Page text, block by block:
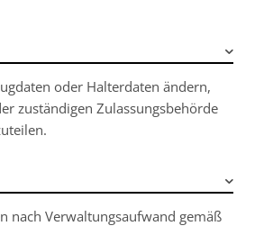
oder Halterdaten ändern,
zuständigen Zulassungsbehörde
nach Verwaltungsaufwand gemäß